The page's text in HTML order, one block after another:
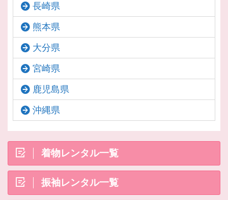
長崎県
熊本県
大分県
宮崎県
鹿児島県
沖縄県
着物レンタル一覧
振袖レンタル一覧